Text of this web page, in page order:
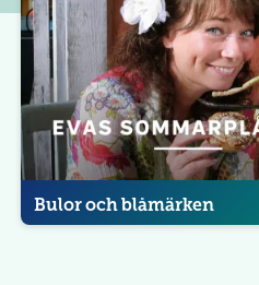
Bulor och blåmärken